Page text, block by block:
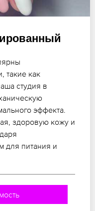
такие как
студия в
эффекта.
здоровую кожу и
для питания и